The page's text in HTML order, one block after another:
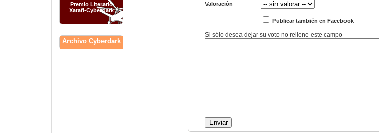
Premio Literario
Xatafi-Cyberdark
Archivo Cyberdark
Valoración
Publicar también en Facebook
Si sólo desea dejar su voto no rellene este campo